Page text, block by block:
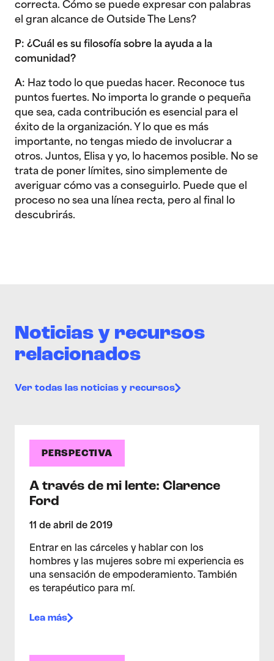
correcta. Cómo se puede expresar con palabras
el gran alcance de Outside The Lens?
P: ¿Cuál es su filosofía sobre la ayuda a la
comunidad?
A: Haz todo lo que puedas hacer. Reconoce tus
puntos fuertes. No importa lo grande o pequeña
que sea, cada contribución es esencial para el
éxito de la organización. Y lo que es más
importante, no tengas miedo de involucrar a
otros. Juntos, Elisa y yo, lo hacemos posible. No se
trata de poner límites, sino simplemente de
averiguar cómo vas a conseguirlo. Puede que el
proceso no sea una línea recta, pero al final lo
descubrirás.
Noticias y recursos
relacionados
Ver todas las noticias y recursos
PERSPECTIVA
A través de mi lente: Clarence
Ford
11 de abril de 2019
Entrar en las cárceles y hablar con los
hombres y las mujeres sobre mi experiencia es
una sensación de empoderamiento. También
es terapéutico para mí.
Lea más